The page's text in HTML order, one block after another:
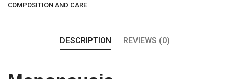
COMPOSITION AND CARE
DESCRIPTION REVIEWS (0)